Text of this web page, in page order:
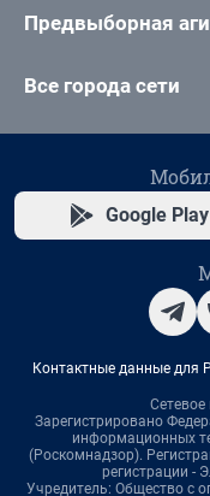
Предвыборная
Все города сети
Google Play
Контактные данные для
Сетевое
Зарегистрировано
информационных
(Роскомнадзор).
регистрации -
Учредитель: Общество с